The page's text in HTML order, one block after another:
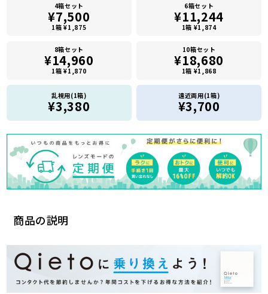
商品の説明
4箱セット
¥7,500
1箱 ¥1,875
6箱セット
¥11,244
1箱 ¥1,874
8箱セット
¥14,960
1箱 ¥1,870
10箱セット
¥18,680
1箱 ¥1,868
乱視用(1箱)
¥3,380
遠近両用(1箱)
¥3,700